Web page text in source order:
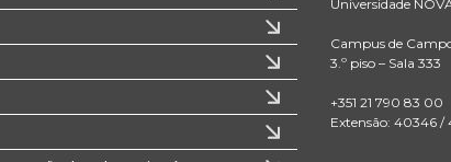
Universidade
Campus de
3.º piso – Sala 333
+351 21 790 83 00
Extensão: 40346 /